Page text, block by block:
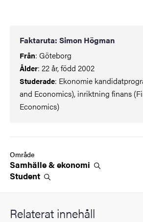
Faktaruta: Simon Högman
Från: Göteborg
Ålder: 22 år, född 2002
Studerade: Ekonomie
and Economics), inriktning finans
Economics)
Område
Samhälle &ekonomi
Student
Relaterat innehåll